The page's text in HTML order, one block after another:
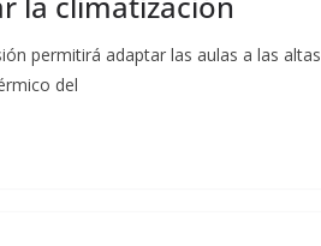
permitirá adaptar las aulas a las altas
del